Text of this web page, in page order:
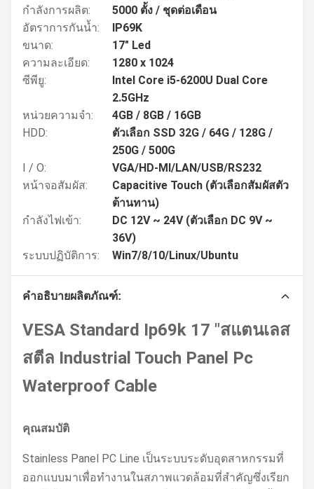
กำลังการผลิต:
5000 ตั้ง / ชุดต่อเดือน
อัตราการกันน้ำ:
IP69K
ขนาด:
17" Led
ความละเอียด:
1280 x 1024
ซีพียู:
Intel Core i5-6200U Dual Core
2.5GHz
หน่วยความจำ:
4GB / 8GB / 16GB
HDD:
ตัวเลือก SSD 32G / 64G / 128G /
250G / 500G
I / O:
VGA/HD-MI/LAN/USB/RS232
หน้าจอสัมผัส:
Capacitive Touch (ตัวเลือกสัมผัสตัว
ต้านทาน)
กำลังไฟเข้า:
DC 12V ~ 24V (ตัวเลือก DC 9V ~
36V)
ระบบปฏิบัติการ:
Win7/8/10/Linux/Ubuntu
คำอธิบายผลิตภัณฑ์:
VESA Standard Ip69k 17 "สแตนเลส
สตีล Industrial Touch Panel Pc
Waterproof Cable
คุณสมบัติ
Stainless Panel PC Line เป็นระบบระดับอุตสาหกรรมที่
ออกแบบมาเพื่อทำงานในสภาพแวดล้อมที่สำคัญซึ่งเรียก